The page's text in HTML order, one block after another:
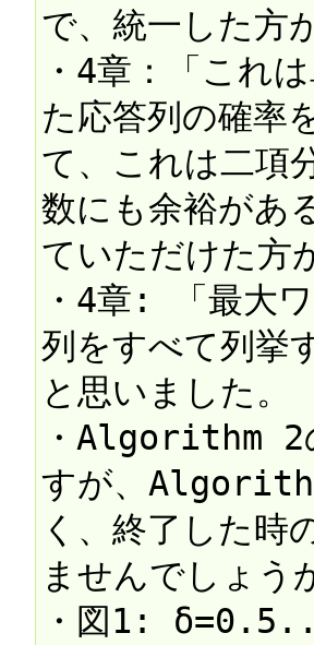
で、統一した方
・4章：「これ
た応答列の確率
て、これは二項
数にも余裕があ
ていただけた方
・4章: 「最大
列をすべて列挙
と思いました。
・Algorithm 2
すが、
く、終了した時
ませんでしょう
・図1: